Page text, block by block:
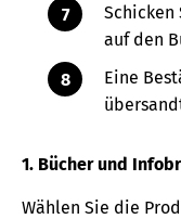
auf den
Eine
1. Bücher und
Wählen Sie die